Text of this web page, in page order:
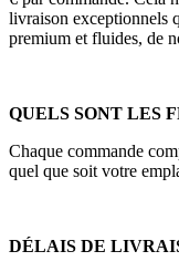
livraison exceptionnels
premium et fluides, de
QUELS SONT LES
Chaque commande
quel que soit votre
DÉLAIS DE